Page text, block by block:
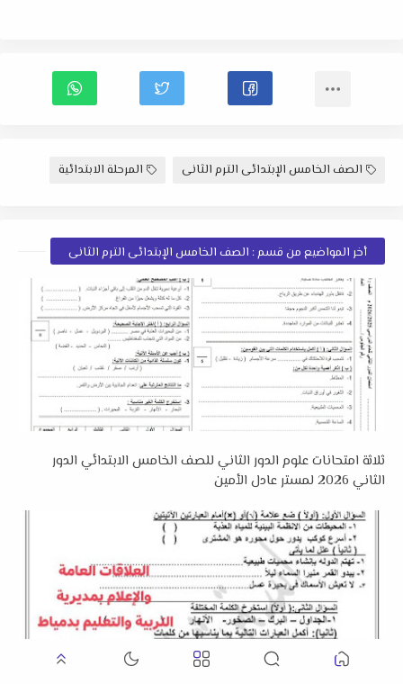
الصف الخامس الإبتدائى الترم الثانى المرحلة الابتدائية
أخر المواضيع من قسم : الصف الخامس الإبتدائى الترم الثانى
ثلاثة امتحانات علوم الدور الثاني للصف الخامس الابتدائي الدور
الثاني 2026 لمستر عادل الأمين